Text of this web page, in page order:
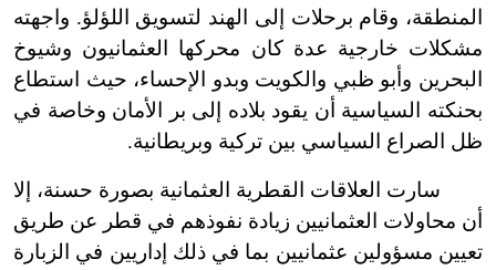
المنطقة، وقام برحلات إلى الهند لتسويق اللؤلؤ. واجهته
مشكلات خارجية عدة كان محركها العثمانيون وشيوخ
البحرين وأبو ظبي والكويت وبدو الإحساء، حيث استطاع
بحنكته السياسية أن يقود بلاده إلى بر الأمان وخاصة في
ظل
لصراع السياسي بين تركية وبريطانية.
سارت العلاقات القطرية العثمانية بصورة حسنة، إلا
أن محاولات العثمانيين زيادة نفوذهم في قطر عن طريق
تعيين مسؤولين عثمانيين بما في ذلك إداريين في الز بارة